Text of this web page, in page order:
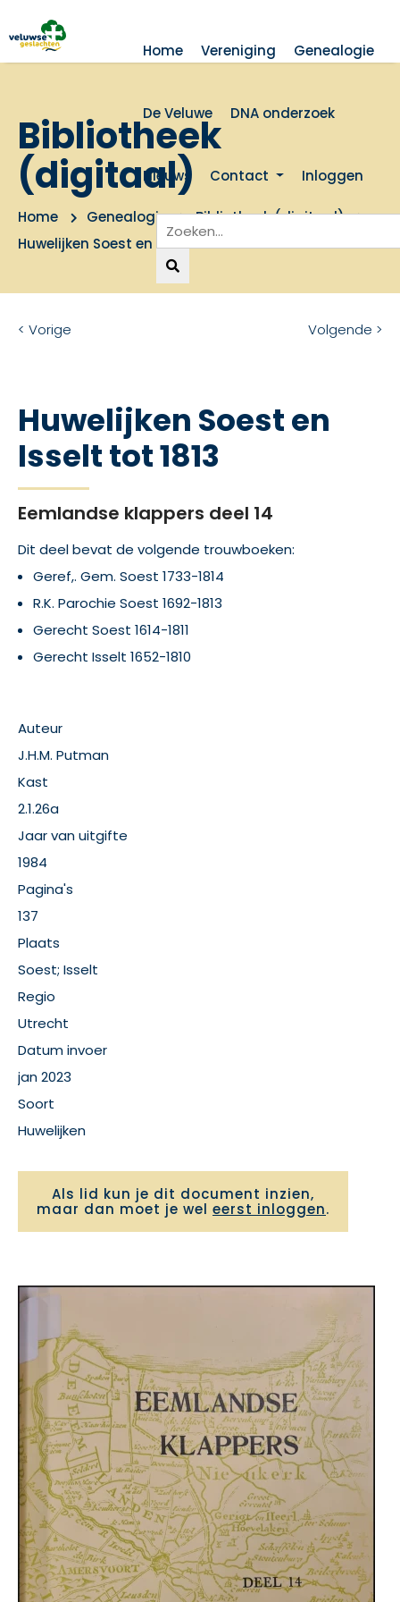
Home Vereniging Genealogie
De Veluwe DNA onderzoek
Nieuws Contact Inloggen
Bibliotheek
(digitaal)
Home Genealogie
Bibliotheek (digitaal)
Huwelijken Soest en Isselt tot 1813
< Vorige Volgende >
Huwelijken Soest en
Isselt tot 1813
Eemlandse klappers deel 14
Dit deel bevat de volgende trouwboeken:
Geref,. Gem. Soest 1733-1814
R.K. Parochie Soest 1692-1813
Gerecht Soest 1614-1811
Gerecht Isselt 1652-1810
Auteur
J.H.M. Putman
Kast
2.1.26a
Jaar van uitgifte
1984
Pagina's
137
Plaats
Soest; Isselt
Regio
Utrecht
Datum invoer
jan 2023
Soort
Huwelijken
Als lid kun je dit document inzien,
maar dan moet je wel eerst inloggen.